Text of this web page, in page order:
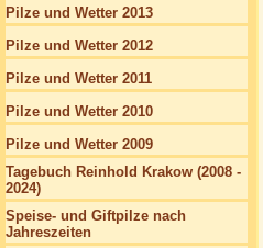
Pilze und Wetter 2013
Pilze und Wetter 2012
Pilze und Wetter 2011
Pilze und Wetter 2010
Pilze und Wetter 2009
Tagebuch Reinhold Krakow (2008 -
2024)
Speise- und Giftpilze nach
Jahreszeiten